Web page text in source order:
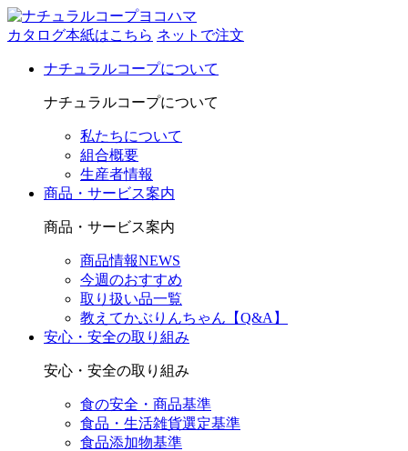
カタログ本紙はこちら ネットで注文
ナチュラルコープについて
ナチュラルコープについて
私たちについて
組合概要
生産者情報
商品・サービス案内
商品・サービス案内
商品情報NEWS
今週のおすすめ
取り扱い品一覧
教えてかぶりんちゃん【Q&A】
安心・安全の取り組み
安心・安全の取り組み
食の安全・商品基準
食品・生活雑貨選定基準
食品添加物基準